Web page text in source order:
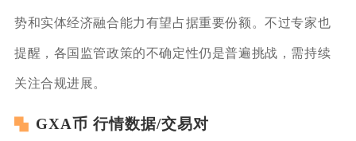
势和实体经济融合能力有望占据重要份额。不过专家也
提醒，各国监管政策的不确定性仍是普遍挑战，需持续
关注合规进展。
GXA币 行情数据/交易对